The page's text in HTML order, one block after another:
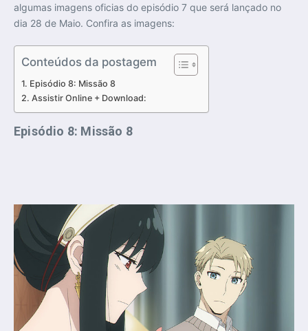
algumas imagens oficias do episódio 7 que será lançado no
dia 28 de Maio. Confira as imagens:
Conteúdos da postagem
Episódio 8: Missão 8
Assistir Online + Download:
Episódio 8: Missão 8